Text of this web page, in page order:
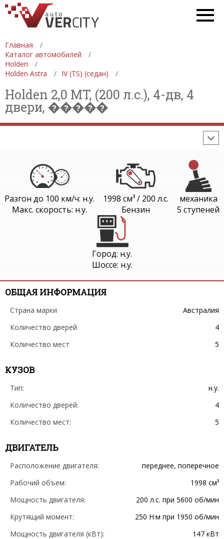
Главная
Каталог автомобилей
Holden
Holden Astra
IV (TS) (седан)
Holden 2,0 MT, (200 л.с.), 4-дв, 4
двери, �����
СПЕЦТЕХНИКА
АВТОСАЛОНЫ
СТАТИСТИКА
ПРОДАЖА АВТОМОБИЛЕЙ
ПРОИЗВОДСТВО АВТОМОБИЛЕЙ
ON-LINE КАЛЬКУЛЯТОРЫ
Разгон до 100 км/ч: н.у.
Макс. скорость: н.у.
1998 см³ / 200 л.с.
Бензин
механика
5 ступеней
Город: н.у.
Шоссе: н.у.
ОБЩАЯ ИНФОРМАЦИЯ
Страна марки
Австралия
Количество дверей
4
Количество мест
5
КУЗОВ
Тип:
н.у.
Количество дверей:
4
Количество мест:
5
ДВИГАТЕЛЬ
Расположение двигателя:
переднее, поперечное
Рабочий объем:
1998 см³
Мощность двигателя:
200 л.с. при 5600 об/мин
Крутящий момент:
250 Н·м при 1950 об/мин
Мощность двигателя (кВт):
147 кВт